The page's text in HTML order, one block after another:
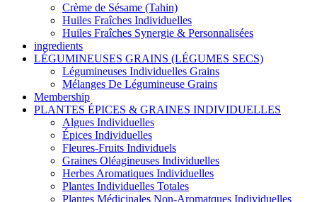
Crème de Sésame (Tahin)
Huiles Fraîches Individuelles
Huiles Fraîches Synergie & Personnalisées
ingredients
LÉGUMINEUSES GRAINS (LÉGUMES SECS)
Légumineuses Individuelles Grains
Mélanges De Légumineuse Grains
Membership
PLANTES ÉPICES & GRAINES INDIVIDUELLES
Algues Individuelles
Épices Individuelles
Fleures-Fruits Individuels
Graines Oléagineuses Individuelles
Herbes Aromatiques Individuelles
Plantes Individuelles Totales
Plantes Médicinales Non-Aromatques Individuelles